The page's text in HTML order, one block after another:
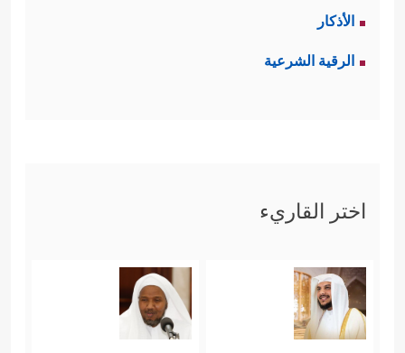
الأذكار
الرقية الشرعية
اختر القاريء